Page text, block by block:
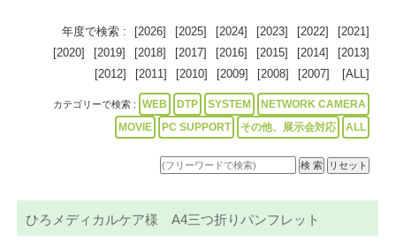
年度で検索 : [2026] [2025] [2024] [2023] [2022]
[2021]
[2020]
[2019] [2018] [2017] [2016] [2015] [2014]
[2013]
[2012]
[2011] [2010] [2009] [2008] [2007] [ALL]
カテゴリーで検索 : WEB DTP SYSTEM
NETWORK CAMERA
MOVIE
PC SUPPORT その他、展示会対応 ALL
ひろメディカルケア様 A4三つ折りパンフレット